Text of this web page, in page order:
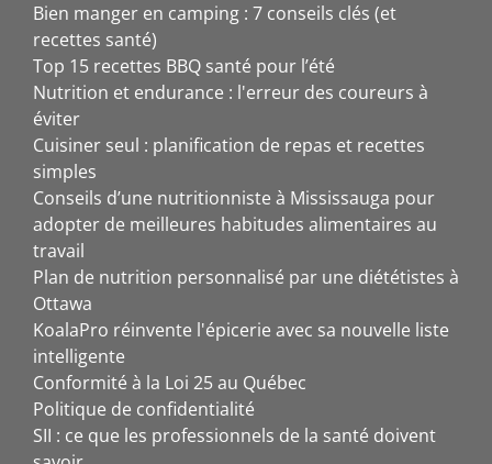
Bien manger en camping : 7 conseils clés (et
recettes santé)
Top 15 recettes BBQ santé pour l’été
Nutrition et endurance : l'erreur des coureurs à
éviter
Cuisiner seul : planification de repas et recettes
simples
Conseils d’une nutritionniste à Mississauga pour
adopter de meilleures habitudes alimentaires au
travail
Plan de nutrition personnalisé par une diététistes à
Ottawa
KoalaPro réinvente l'épicerie avec sa nouvelle liste
intelligente
Conformité à la Loi 25 au Québec
Politique de confidentialité
SII : ce que les professionnels de la santé doivent